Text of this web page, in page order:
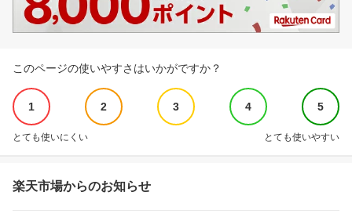
このページの使いやすさはいかがですか？
1 2 3 4 5
とても使いにくい とても使いやすい
楽天市場からのお知らせ